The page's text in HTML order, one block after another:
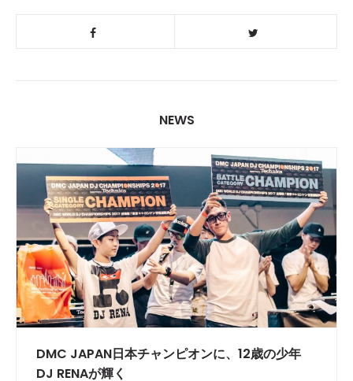
NEWS
DMC JAPAN日本チャンピオンに、12歳の少年
DJ RENAが輝く